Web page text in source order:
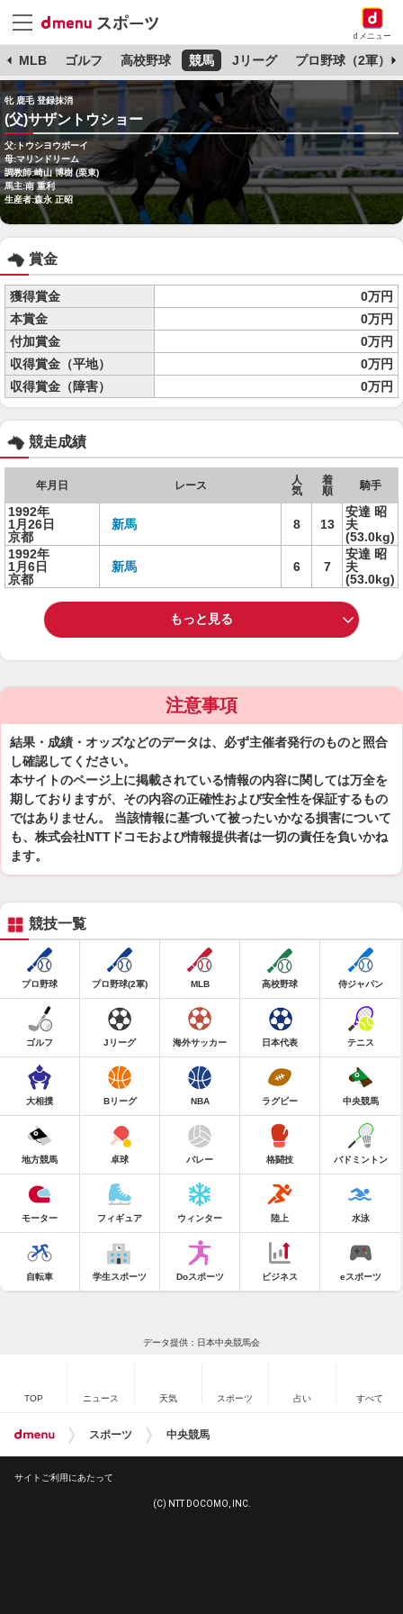
dメニュー
MLB ゴルフ 高校野球 競馬 Jリーグ プロ野球（2軍）
牝 鹿毛 登録抹消
(父)サザントウショー
父:トウシヨウボーイ
母:マリンドリーム
調教師:崎山 博樹 (栗東)
馬主:南 重利
生産者:森永 正昭
賞金
獲得賞金
0万円
本賞金
0万円
付加賞金
0万円
収得賞金（平地）
0万円
収得賞金（障害）
0万円
競走成績
年月日 レース
人
気
着
順
騎手
1992年
1月26日
京都
新馬 8 13
安達 昭
夫
(53.0kg)
1992年
1月6日
京都
新馬 6 7
安達 昭
夫
(53.0kg)
もっと見る
注意事項
結果・成績・オッズなどのデータは、必ず主催者発行のものと照合
し確認してください。
本サイトのページ上に掲載されている情報の内容に関しては万全を
期しておりますが、その内容の正確性および安全性を保証するもの
ではありません。 当該情報に基づいて被ったいかなる損害について
も、株式会社NTTドコモおよび情報提供者は一切の責任を負いかね
ます。
競技一覧
プロ野球 プロ野球(2軍) MLB 高校野球 侍ジャパン
ゴルフ Jリーグ 海外サッカー 日本代表 テニス
大相撲 Bリーグ NBA ラグビー 中央競馬
地方競馬 卓球 バレー 格闘技 バドミントン
モーター フィギュア ウィンター 陸上 水泳
自転車 学生スポーツ Doスポーツ ビジネス eスポーツ
データ提供：日本中央競馬会
TOP ニュース 天気 スポーツ 占い すべて
スポーツ 中央競馬
サイトご利用にあたって
(C) NTT DOCOMO, INC.